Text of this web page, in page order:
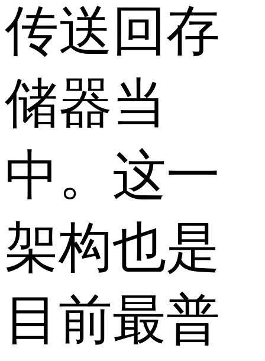
传送回存
储器当
中。这一
架构也是
目前最普